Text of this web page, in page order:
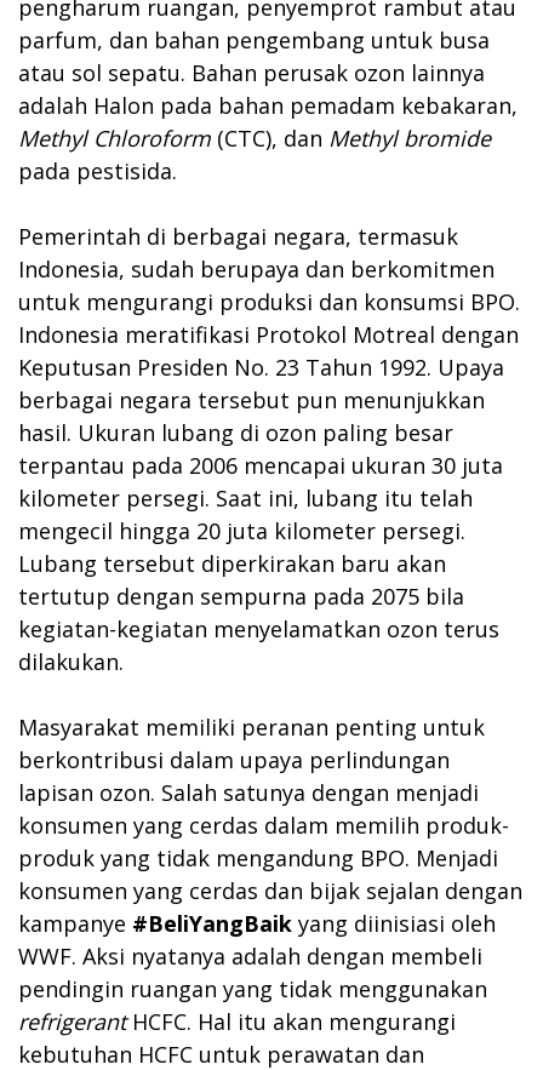
pengharum ruangan, penyemprot rambut atau
parfum, dan bahan pengembang untuk busa
atau sol sepatu. Bahan perusak ozon lainnya
adalah Halon pada bahan pemadam kebakaran,
Methyl Chloroform (CTC), dan Methyl bromide
pada pestisida.
Pemerintah di berbagai negara, termasuk
Indonesia, sudah berupaya dan berkomitmen
untuk mengurangi produksi dan konsumsi BPO.
Indonesia meratifikasi Protokol Motreal dengan
Keputusan Presiden No. 23 Tahun 1992. Upaya
berbagai negara tersebut pun menunjukkan
hasil. Ukuran lubang di ozon paling besar
terpantau pada 2006 mencapai ukuran 30 juta
kilometer persegi. Saat ini, lubang itu telah
mengecil hingga 20 juta kilometer persegi.
Lubang tersebut diperkirakan baru akan
tertutup dengan sempurna pada 2075 bila
kegiatan-kegiatan menyelamatkan ozon terus
dilakukan.
Masyarakat memiliki peranan penting untuk
berkontribusi dalam upaya perlindungan
lapisan ozon. Salah satunya dengan menjadi
konsumen yang cerdas dalam memilih produk-
produk yang tidak mengandung BPO. Menjadi
konsumen yang cerdas dan bijak sejalan dengan
kampanye #BeliYangBaik yang diinisiasi oleh
WWF. Aksi nyatanya adalah dengan membeli
pendingin ruangan yang tidak menggunakan
refrigerantHCFC. Hal itu akan mengurangi
kebutuhan HCFC untuk perawatan dan